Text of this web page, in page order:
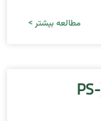
مطالعه بیشتر >
آموزش شارژ از طریق پی‌اس-ووچر (PS-